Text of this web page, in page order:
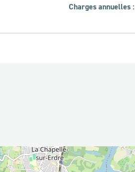
Charges annuelles :